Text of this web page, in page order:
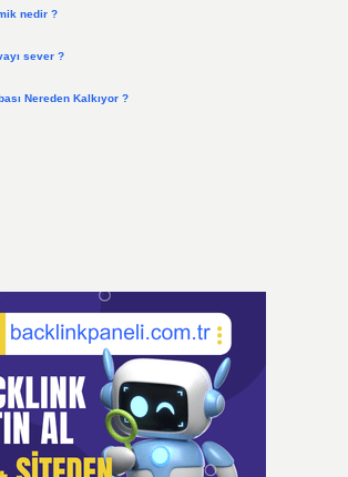
nedir ?
sever ?
Nereden Kalkıyor ?